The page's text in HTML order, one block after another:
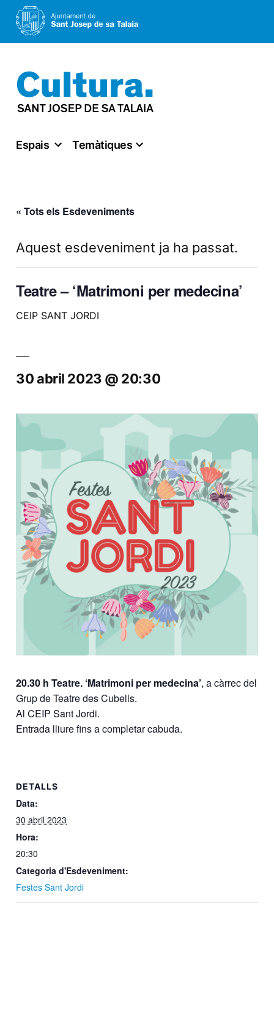
al
contingut
Espais Temàtiques
« Tots els Esdeveniments
Aquest esdeveniment ja ha passat.
Teatre – ‘Matrimoni per medecina’
CEIP SANT JORDI
30 abril 2023 @ 20:30
20.30 h Teatre. ‘Matrimoni per medecina’, a càrrec del
Grup de Teatre des Cubells.
Al CEIP Sant Jordi.
Entrada lliure fins a completar cabuda.
DETALLS
Data:
30 abril 2023
Hora:
20:30
Categoria d'Esdeveniment:
Festes Sant Jordi